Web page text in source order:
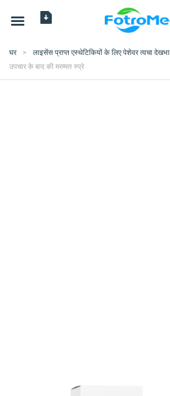
घर > लाइसेंस प्राप्त एस्थेटिकियों के लिए पेशेवर त्वचा
उपचार के बाद की मरम्मत स्प्रे